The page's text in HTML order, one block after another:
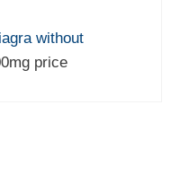
without
price